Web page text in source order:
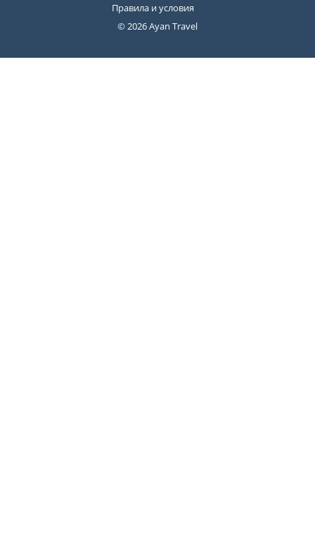
© 2026 Ayan Travel
Правила и условия